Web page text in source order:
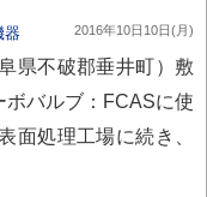
2016年10日10日(月)
器
県不破郡垂井町）敷
バルブ：FCASに使
面処理工場に続き、